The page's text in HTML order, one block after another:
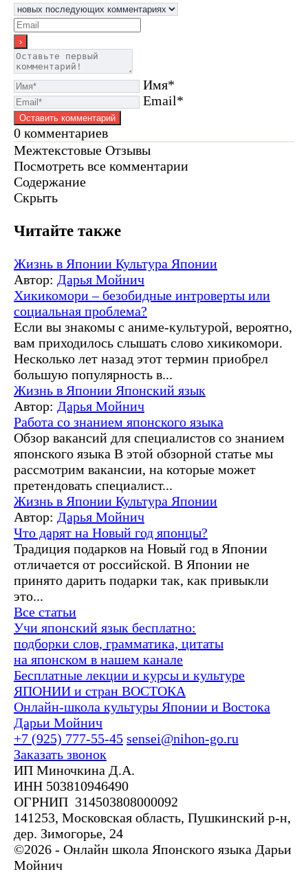
Имя*
Email*
0 комментариев
Межтекстовые Отзывы
Посмотреть все комментарии
Содержание
Скрыть
Читайте также
Жизнь в Японии Культура Японии
Автор: Дарья Мойнич
Хикикомори – безобидные интроверты или
социальная проблема?
Если вы знакомы с аниме-культурой, вероятно,
вам приходилось слышать слово хикикомори.
Несколько лет назад этот термин приобрел
большую популярность в...
Жизнь в Японии Японский язык
Автор: Дарья Мойнич
Работа со знанием японского языка
Обзор вакансий для специалистов со знанием
японского языка В этой обзорной статье мы
рассмотрим вакансии, на которые может
претендовать специалист...
Жизнь в Японии Культура Японии
Автор: Дарья Мойнич
Что дарят на Новый год японцы?
Традиция подарков на Новый год в Японии
отличается от российской. В Японии не
принято дарить подарки так, как привыкли
это...
Все статьи
Учи японский язык бесплатно:
подборки слов, грамматика, цитаты
на японском в нашем канале
Бесплатные лекции и курсы и культуре
ЯПОНИИ и стран ВОСТОКА
Онлайн-школа культуры Японии и Востока
Дарьи Мойнич
+7 (925) 777-55-45 sensei@nihon-go.ru
Заказать звонок
ИП Миночкина Д.А.
ИНН 503810946490
ОГРНИП 314503808000092
141253, Московская область, Пушкинский р-н,
дер. Зимогорье, 24
©2026 - Онлайн школа Японского языка Дарьи
Мойнич